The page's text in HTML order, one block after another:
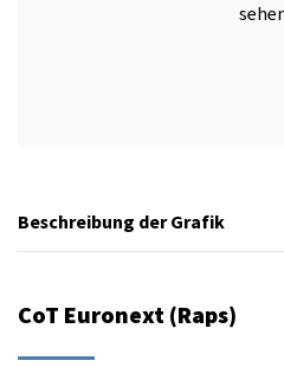
Beschreibung der Grafik
CoT Euronext (Raps)